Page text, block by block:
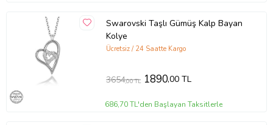
Swarovski Taşlı Gümüş Kalp Bayan
Kolye
Ücretsiz / 24 Saatte Kargo
3654,00 TL 1890,00 TL
686,70 TL'den Başlayan Taksitlerle